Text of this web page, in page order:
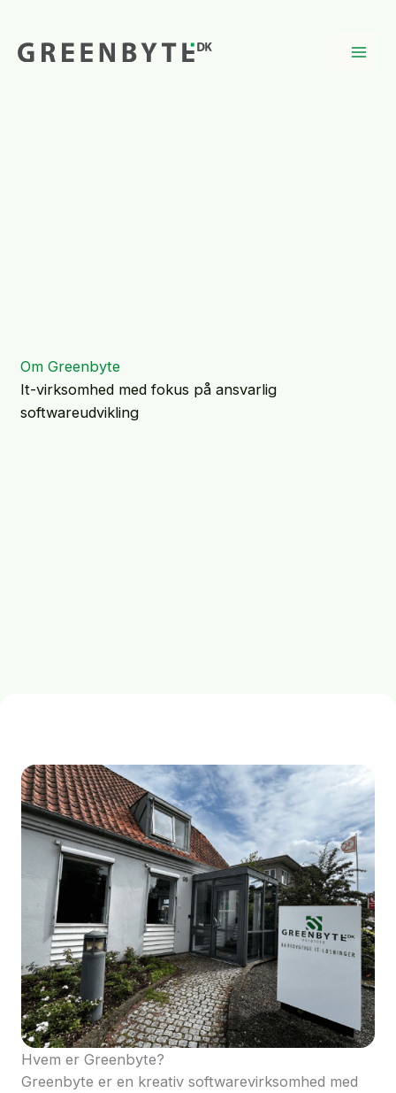
indholdet
Om Greenbyte
It-virksomhed med fokus på ansvarlig
softwareudvikling
Hvem er Greenbyte?
Greenbyte er en kreativ softwarevirksomhed med